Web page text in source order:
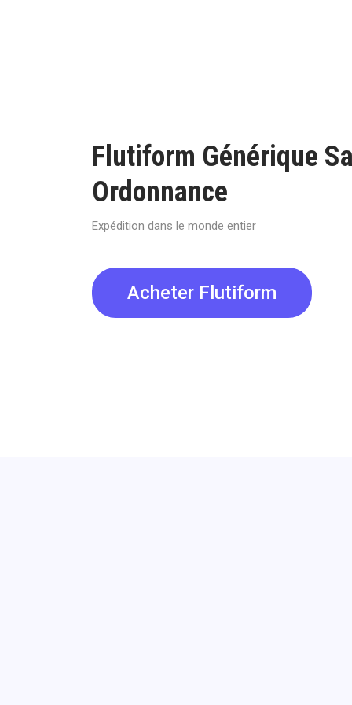
Flutiform Générique
Ordonnance
Expédition dans le monde entier
Acheter Flutiform